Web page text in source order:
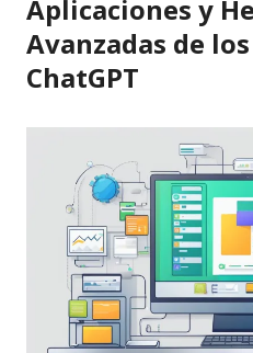
Aplicaciones y
Avanzadas de
ChatGPT